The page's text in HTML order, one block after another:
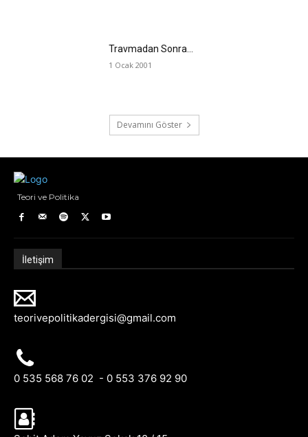
Travmadan Sonra…
1 Ocak 2001
Devamını Göster
Teori ve Politika
İletişim
teorivepolitikadergisi@gmail.com
0 535 568 76 02 - 0 553 376 92 90